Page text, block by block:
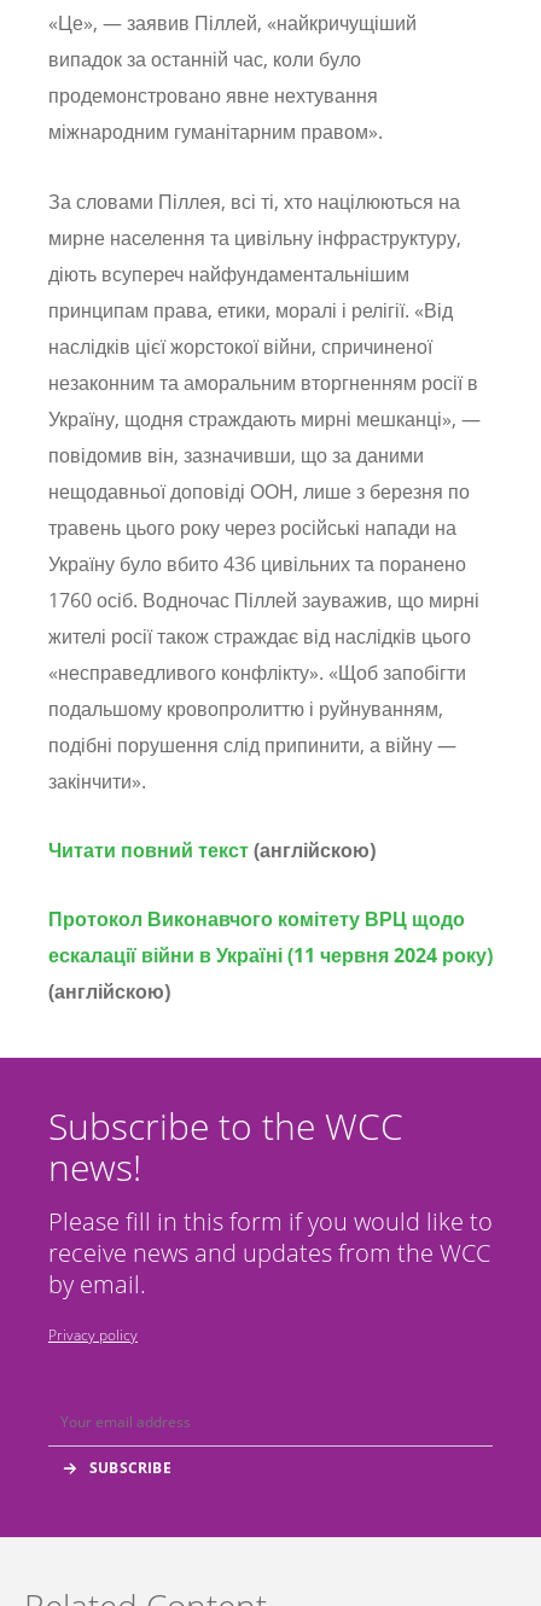
«Це», — заявив Піллей, «найкричущіший
випадок за останній час, коли було
продемонстровано явне нехтування
міжнародним гуманітарним правом».
За словами Піллея, всі ті, хто націлюються на
мирне населення та цивільну інфраструктуру,
діють всупереч найфундаментальнішим
принципам права, етики, моралі і релігії. «Від
наслідків цієї жорстокої війни, спричиненої
незаконним та аморальним вторгненням росії в
Україну, щодня страждають мирні мешканці», —
повідомив він, зазначивши, що за даними
нещодавньої доповіді ООН, лише з березня по
травень цього року через російські напади на
Україну було вбито 436 цивільних та поранено
1760 осіб. Водночас Піллей зауважив, що мирні
жителі росії також страждає від наслідків цього
«несправедливого конфлікту». «Щоб запобігти
подальшому кровопролиттю і руйнуванням,
подібні порушення слід припинити, а війну —
закінчити».
Читати повний текст(англійскою)
Протокол Виконавчого комітету ВРЦ щодо
ескалації війни в Україні (11 червня 2024 року)
(англійскою)
Subscribe to the WCC
news!
Please fill in this form if you would like to
receive news and updates from the WCC
by email.
Privacy policy